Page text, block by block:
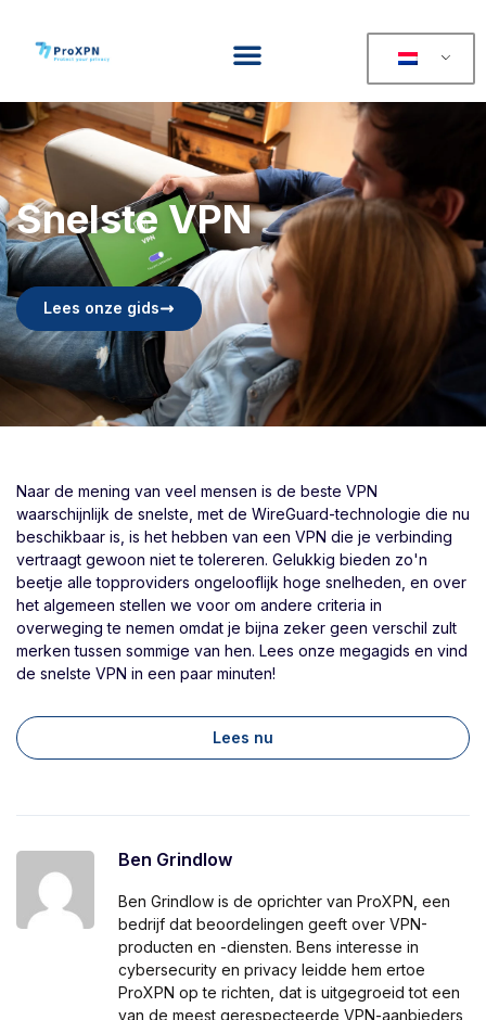
Snelste VPN
Lees onze gids
Naar de mening van veel mensen is de beste VPN
waarschijnlijk de snelste, met de WireGuard-technologie die nu
beschikbaar is, is het hebben van een VPN die je verbinding
vertraagt gewoon niet te tolereren. Gelukkig bieden zo'n
beetje alle topproviders ongelooflijk hoge snelheden, en over
het algemeen stellen we voor om andere criteria in
overweging te nemen omdat je bijna zeker geen verschil zult
merken tussen sommige van hen. Lees onze megagids en vind
de snelste VPN in een paar minuten!
Lees nu
Ben Grindlow
Ben Grindlow is de oprichter van ProXPN, een
bedrijf dat beoordelingen geeft over VPN-
producten en -diensten. Bens interesse in
cybersecurity en privacy leidde hem ertoe
ProXPN op te richten, dat is uitgegroeid tot een
van de meest gerespecteerde VPN-aanbieders